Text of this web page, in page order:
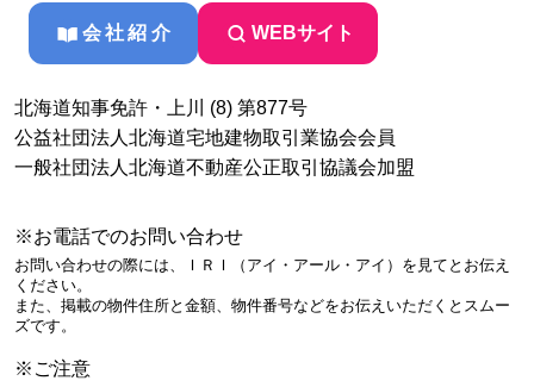
会社紹介 WEBサイト
北海道知事免許・上川 (8) 第877号
公益社団法人北海道宅地建物取引業協会会員
一般社団法人北海道不動産公正取引協議会加盟
※お電話でのお問い合わせ
お問い合わせの際には、ＩＲＩ（アイ・アール・アイ）を見てとお伝え
ください。
また、掲載の物件住所と金額、物件番号などをお伝えいただくとスムー
ズです。
※ご注意